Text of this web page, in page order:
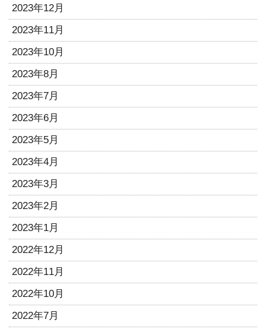
2023年12月
2023年11月
2023年10月
2023年8月
2023年7月
2023年6月
2023年5月
2023年4月
2023年3月
2023年2月
2023年1月
2022年12月
2022年11月
2022年10月
2022年7月